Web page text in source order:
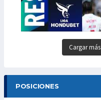
Cargar más
POSICIONES